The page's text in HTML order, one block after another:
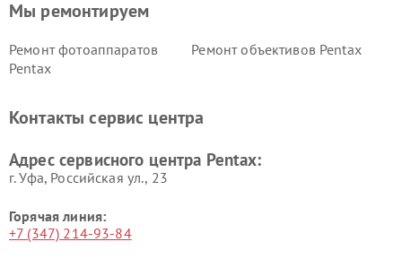
Мы ремонтируем
Ремонт фотоаппаратов
Pentax
Ремонт объективов Pentax
Контакты сервис центра
Адрес сервисного центра Pentax:
г. Уфа, Российская ул., 23
Горячая линия:
+7 (347) 214-93-84